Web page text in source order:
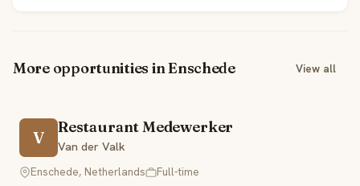
More opportunities in Enschede View all
V
Restaurant Medewerker
Van der Valk
Enschede, Netherlands
Full-time